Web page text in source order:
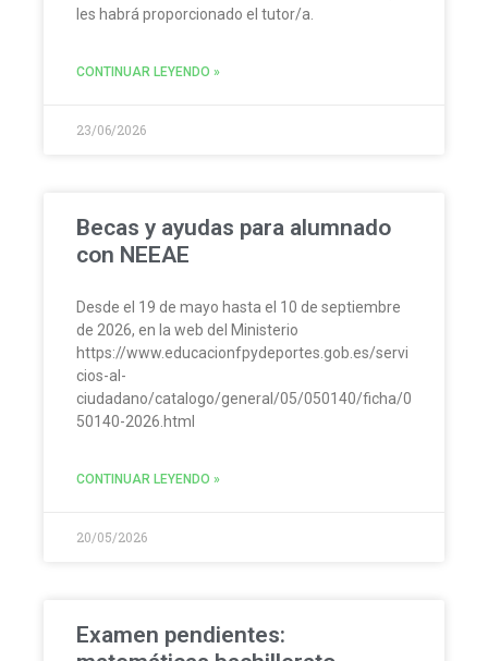
les habrá proporcionado el tutor/a.
CONTINUAR LEYENDO »
23/06/2026
Becas y ayudas para alumnado
con NEEAE
Desde el 19 de mayo hasta el 10 de septiembre
de 2026, en la web del Ministerio
https://www.educacionfpydeportes.gob.es/servi
cios-al-
ciudadano/catalogo/general/05/050140/ficha/0
50140-2026.html
CONTINUAR LEYENDO »
20/05/2026
Examen pendientes: